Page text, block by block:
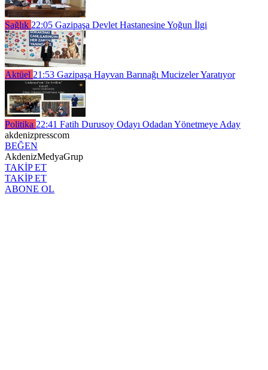
Sağlık 22:05 Gazipaşa Devlet Hastanesine Yoğun İlgi
Aktüel 21:53 Gazipaşa Hayvan Barınağı Mucizeler Yaratıyor
Politika 22:41 Fatih Durusoy Odayı Odadan Yönetmeye Aday
akdenizpresscom
BEĞEN
AkdenizMedyaGrup
TAKİP ET
TAKİP ET
ABONE OL